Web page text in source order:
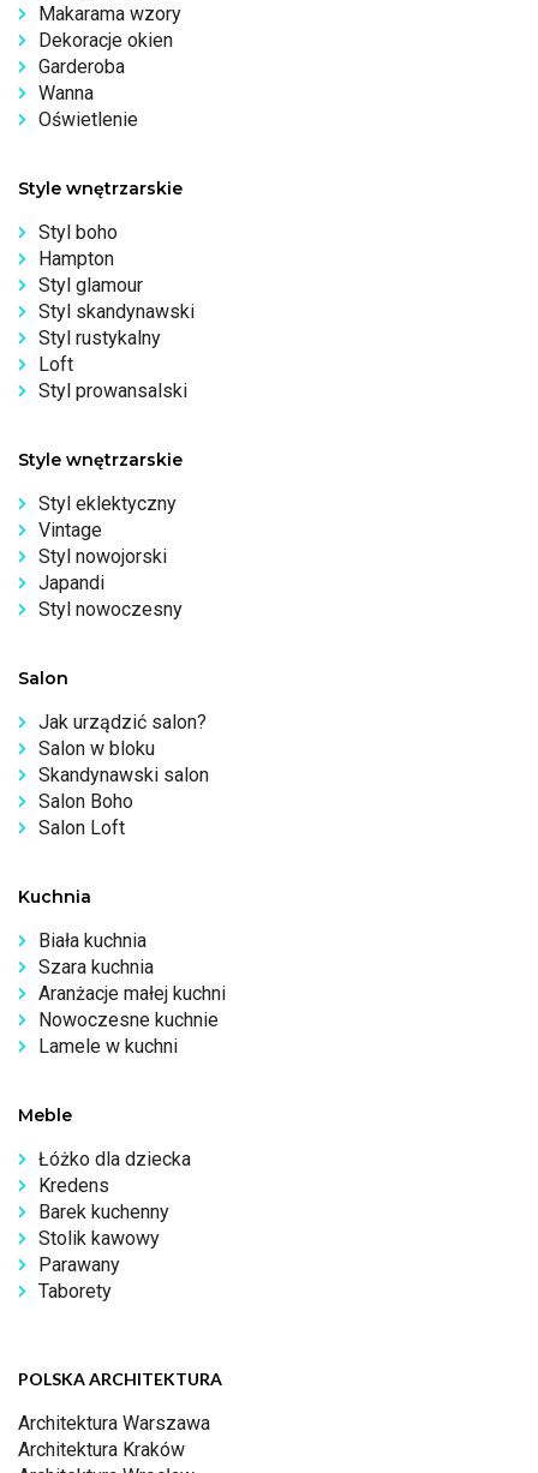
Makarama wzory
Dekoracje okien
Garderoba
Wanna
Oświetlenie
Style wnętrzarskie
Styl boho
Hampton
Styl glamour
Styl skandynawski
Styl rustykalny
Loft
Styl prowansalski
Style wnętrzarskie
Styl eklektyczny
Vintage
Styl nowojorski
Japandi
Styl nowoczesny
Salon
Jak urządzić salon?
Salon w bloku
Skandynawski salon
Salon Boho
Salon Loft
Kuchnia
Biała kuchnia
Szara kuchnia
Aranżacje małej kuchni
Nowoczesne kuchnie
Lamele w kuchni
Meble
Łóżko dla dziecka
Kredens
Barek kuchenny
Stolik kawowy
Parawany
Taborety
POLSKA ARCHITEKTURA
Architektura Warszawa
Architektura Kraków